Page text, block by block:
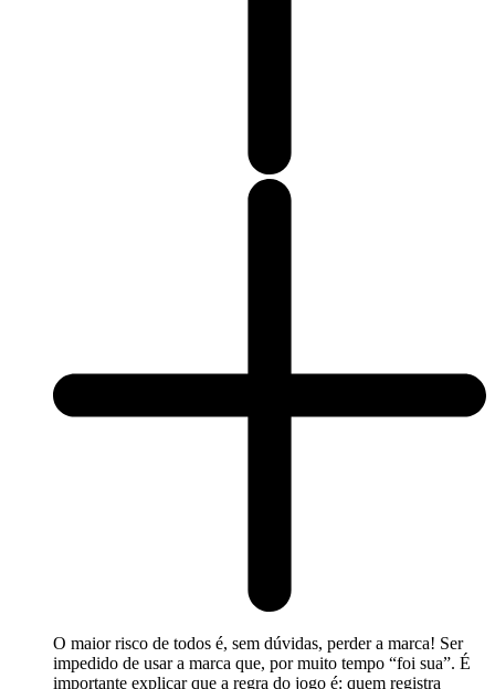
O maior risco de todos é, sem dúvidas, perder a marca! Ser
impedido de usar a marca que, por muito tempo “foi sua”. É
importante explicar que a regra do jogo é: quem registra